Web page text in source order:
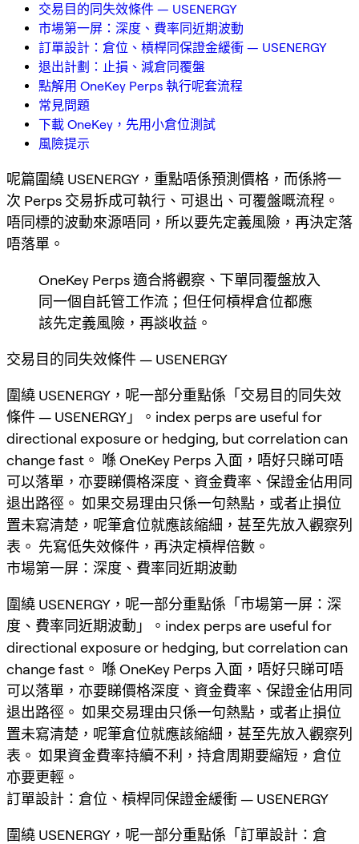
交易目的同失效條件 — USENERGY
市場第一屏：深度、費率同近期波動
訂單設計：倉位、槓桿同保證金緩衝 — USENERGY
退出計劃：止損、減倉同覆盤
點解用 OneKey Perps 執行呢套流程
常見問題
下載 OneKey，先用小倉位測試
風險提示
呢篇圍繞 USENERGY，重點唔係預測價格，而係將一
次 Perps 交易拆成可執行、可退出、可覆盤嘅流程。
唔同標的波動來源唔同，所以要先定義風險，再決定落
唔落單。
OneKey Perps 適合將觀察、下單同覆盤放入
同一個自託管工作流；但任何槓桿倉位都應
該先定義風險，再談收益。
交易目的同失效條件 — USENERGY
圍繞 USENERGY，呢一部分重點係「交易目的同失效
條件 — USENERGY」。index perps are useful for
directional exposure or hedging, but correlation can
change fast。 喺 OneKey Perps 入面，唔好只睇可唔
可以落單，亦要睇價格深度、資金費率、保證金佔用同
退出路徑。 如果交易理由只係一句熱點，或者止損位
置未寫清楚，呢筆倉位就應該縮細，甚至先放入觀察列
表。 先寫低失效條件，再決定槓桿倍數。
市場第一屏：深度、費率同近期波動
圍繞 USENERGY，呢一部分重點係「市場第一屏：深
度、費率同近期波動」。index perps are useful for
directional exposure or hedging, but correlation can
change fast。 喺 OneKey Perps 入面，唔好只睇可唔
可以落單，亦要睇價格深度、資金費率、保證金佔用同
退出路徑。 如果交易理由只係一句熱點，或者止損位
置未寫清楚，呢筆倉位就應該縮細，甚至先放入觀察列
表。 如果資金費率持續不利，持倉周期要縮短，倉位
亦要更輕。
訂單設計：倉位、槓桿同保證金緩衝 — USENERGY
圍繞 USENERGY，呢一部分重點係「訂單設計：倉